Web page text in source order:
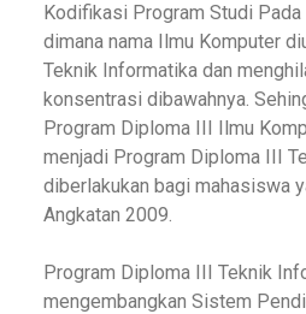
Kodifikasi Program Studi Pada
dimana nama Ilmu Komputer
Teknik Informatika dan
konsentrasi dibawahnya.
Program Diploma III Ilmu
menjadi Program Diploma III
diberlakukan bagi mahasiswa
Angkatan 2009.
Program Diploma III Teknik
mengembangkan Sistem